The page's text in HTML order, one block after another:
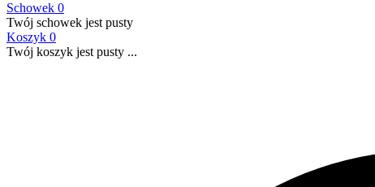
Schowek 0
Twój schowek jest pusty
Koszyk 0
Twój koszyk jest pusty ...